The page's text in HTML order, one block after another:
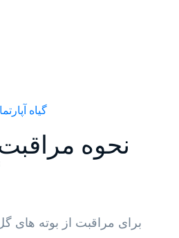
گیاه
نحوه
برای مراقبت از بوته های